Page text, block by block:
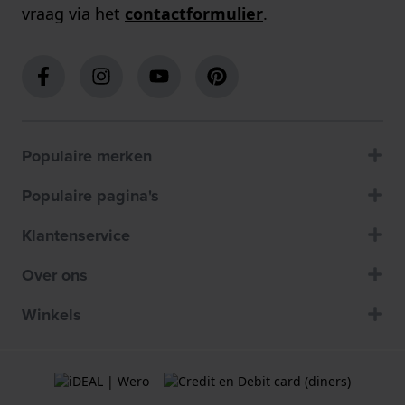
vraag via het contactformulier.
Populaire merken
Populaire pagina's
Klantenservice
Over ons
Winkels